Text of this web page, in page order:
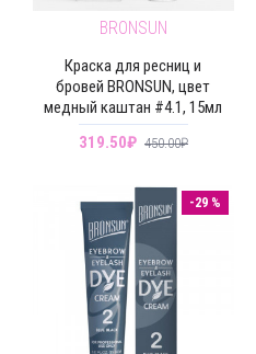
BRONSUN
Краска для ресниц и
бровей BRONSUN, цвет
медный каштан #4.1, 15мл
319.50₽ 450.00₽
-29 %